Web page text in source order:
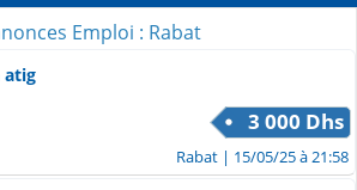
Emploi : Rabat
atig
3 000 Dhs
Rabat | 15/05/25 à 21:58